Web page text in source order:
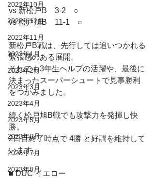
2022年10月
2022年12月
2022年11月
2023年1月
2023年2月
2023年3月
2023年4月
2023年5月
2023年6月
2023年7月
2023年8月
vs 新松戸B　3-2　○
vs 松戸旭B　11-1　○
新松戸B戦は、先行しては追いつかれる
緊張感のある展開。
それでも3年生ヘルプの活躍や、最後に
決まったスーパーシュートで見事勝利
をつかみました。
続く松戸旭B戦でも攻撃力を発揮し快
勝。
2日目終了時点で 4勝 と好調を維持して
います。
■ DUC イエロー